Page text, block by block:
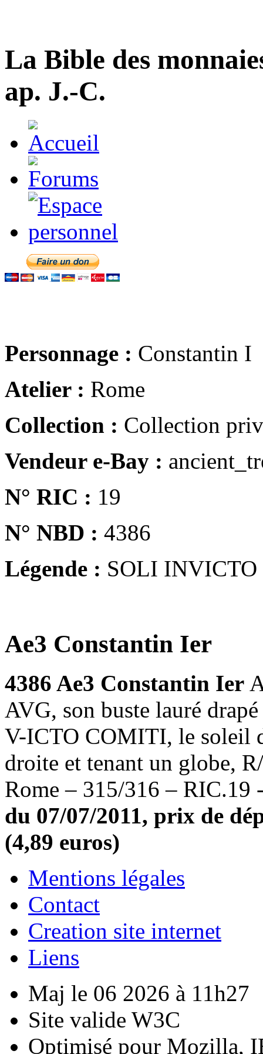
La Bible des
ap. J.-C.
Personnage : Constantin I
Atelier : Rome
Collection : Collection
Vendeur e-Bay :
N° RIC : 19
N° NBD : 4386
Légende : SOLI
Ae3 Constantin Ier
4386 Ae3 Constantin Ier
AVG, son buste lauré
V-ICTO COMITI, le soleil
droite et tenant un globe,
Rome – 315/316 – RIC.19
du 07/07/2011, prix de
(4,89 euros)
Mentions légales
Contact
Creation site internet
Liens
Maj le 06 2026 à 11h27
Site valide W3C
Optimisé pour Mozilla,